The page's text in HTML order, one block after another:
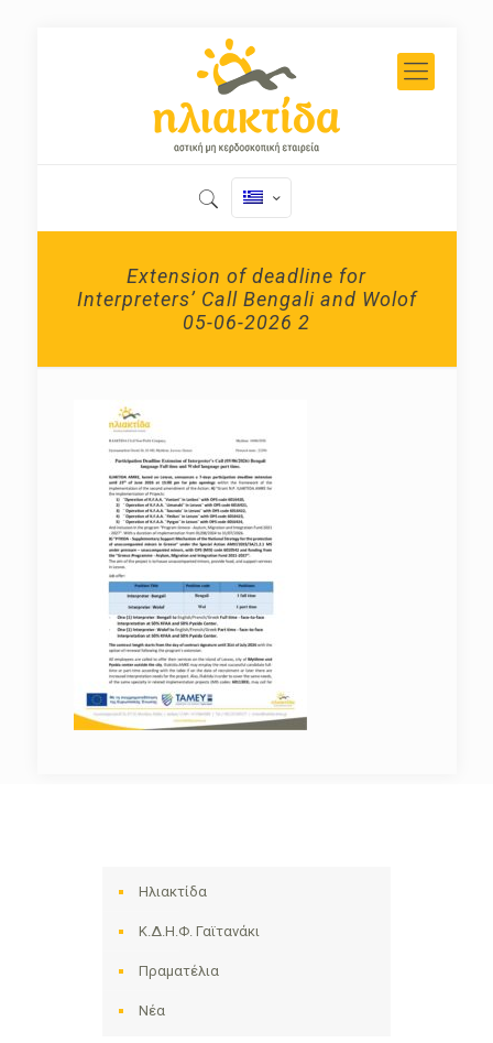
Extension of deadline for
Interpreters’ Call Bengali and Wolof
05-06-2026 2
Ηλιακτίδα
Κ.Δ.Η.Φ. Γαϊτανάκι
Πραματέλια
Νέα